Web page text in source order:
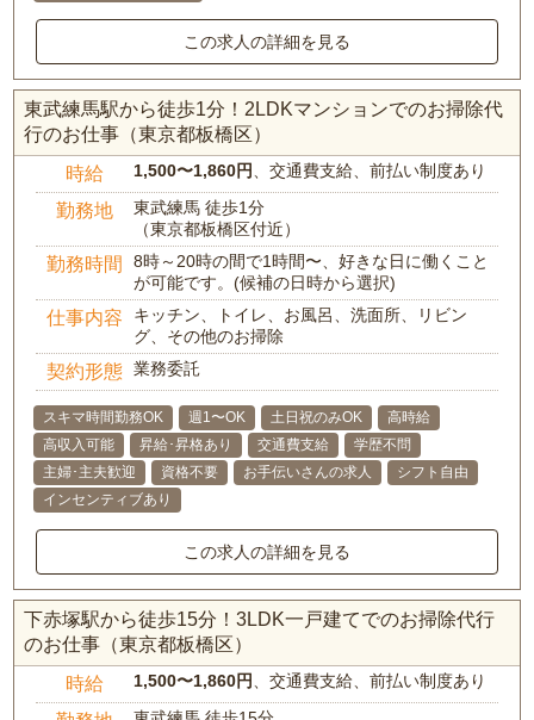
この求人の詳細を見る
東武練馬駅から徒歩1分！2LDKマンションでのお掃除代
行のお仕事（東京都板橋区）
時給 1,500〜1,860円、交通費支給、前払い制度あり
勤務地
東武練馬 徒歩1分
（東京都板橋区付近）
勤務時間
8時～20時の間で1時間〜、好きな日に働くこと
が可能です。(候補の日時から選択)
仕事内容
キッチン、トイレ、お風呂、洗面所、リビン
グ、その他のお掃除
契約形態 業務委託
スキマ時間勤務OK 週1〜OK 土日祝のみOK
高時給
高収入可能
昇給･昇格あり 交通費支給
学歴不問
主婦･主夫歓迎
資格不要 お手伝いさんの求人
シフト自由
インセンティブあり
この求人の詳細を見る
下赤塚駅から徒歩15分！3LDK一戸建てでのお掃除代行
のお仕事（東京都板橋区）
時給 1,500〜1,860円、交通費支給、前払い制度あり